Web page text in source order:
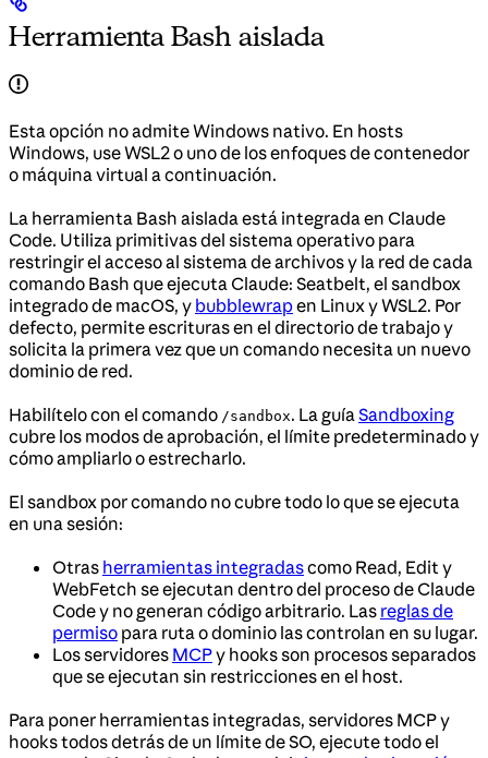
Herramienta Bash aislada
Esta opción no admite Windows nativo. En hosts
Windows, use WSL2 o uno de los enfoques de contenedor
o máquina virtual a continuación.
La herramienta Bash aislada está integrada en Claude
Code. Utiliza primitivas del sistema operativo para
restringir el acceso al sistema de archivos y la red de cada
comando Bash que ejecuta Claude: Seatbelt, el sandbox
integrado de macOS, y bubblewrapen Linux y WSL2. Por
defecto, permite escrituras en el directorio de trabajo y
solicita la primera vez que un comando necesita un nuevo
dominio de red.
Habilítelo con el comando /sandbox. La guíaSandboxing
cubre los modos de aprobación, el límite predeterminado y
cómo ampliarlo o estrecharlo.
El sandbox por comando no cubre todo lo que se ejecuta
en una sesión:
Otras herramientas integradascomo Read, Edit y
WebFetch se ejecutan dentro del proceso de Claude
Code y no generan código arbitrario. Las reglas de
permiso para ruta o dominio las controlan en su lugar.
Los servidores MCPy hooks son procesos separados
que se ejecutan sin restricciones en el host.
Para poner herramientas integradas, servidores MCP y
hooks todos detrás de un límite de SO, ejecute todo el